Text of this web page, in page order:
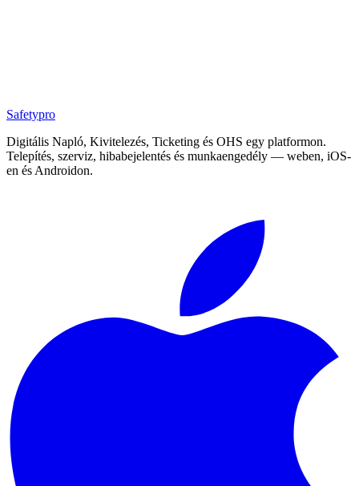
Safetypro
Digitális Napló, Kivitelezés, Ticketing és OHS egy platformon.
Telepítés, szerviz, hibabejelentés és munkaengedély — weben, iOS-
en és Androidon.